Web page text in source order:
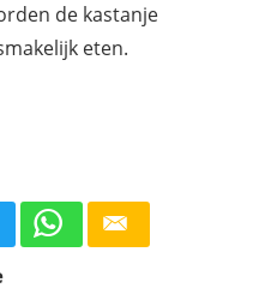
de kastanje
eten.